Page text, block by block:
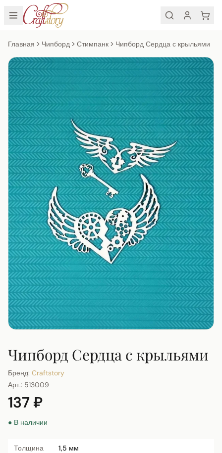
Главная Чипборд Стимпанк Чипборд Сердца с крыльями
Чипборд Сердца с крыльями
Бренд: Craftstory
Арт.: 513009
137 ₽
● В наличии
Толщина
1,5 мм